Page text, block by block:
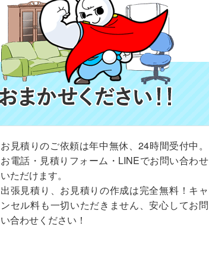
お見積りのご依頼は年中無休、24時間受付中。
お電話・見積りフォーム・LINEでお問い合わせ
いただけます。
出張見積り、お見積りの作成は完全無料！キャ
ンセル料も一切いただきません、安心してお問
い合わせください！